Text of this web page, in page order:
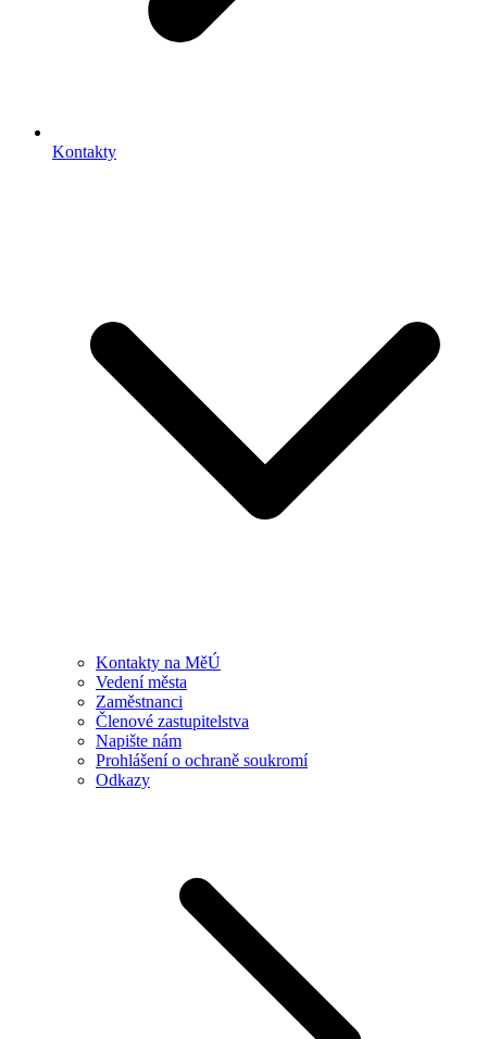
Kontakty
Kontakty na MěÚ
Vedení města
Zaměstnanci
Členové zastupitelstva
Napište nám
Prohlášení o ochraně soukromí
Odkazy